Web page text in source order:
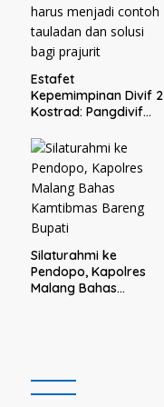
Estafet
Kepemimpinan Divif 2
Kostrad: Pangdivif
harus menjadi contoh
tauladan dan solusi
bagi prajurit
Silaturahmi ke
Pendopo, Kapolres
Malang Bahas